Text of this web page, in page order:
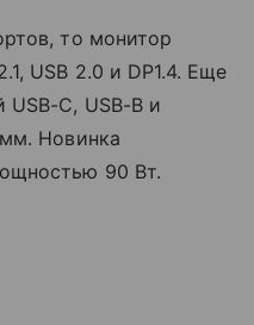
то монитор
USB 2.0 и DP1.4. Еще
USB-C, USB-B и
Новинка
90 Вт.